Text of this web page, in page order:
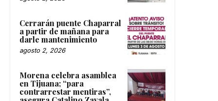
Cerrarán puente Chaparral
a partir de mañana para
darle mantenimiento
agosto 2, 2026
Morena celebra asamblea
en Tijuana; “para
contrarrestar mentiras”,